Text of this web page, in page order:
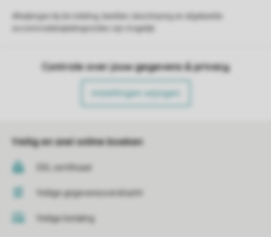
Controle over jouw gegevens & privacy
Instellingen wijzigen
Veilig en snel online boeken
SSL certificaat
Veilige gegevensoverdracht
Veilige betaling